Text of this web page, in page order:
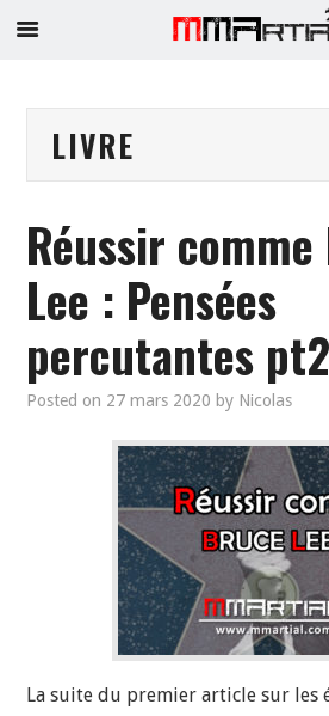
LIVRE
Réussir
Lee : Pensées
percutantes pt2
Posted on 27 mars 2020 by Nicolas
La suite du premier article sur les